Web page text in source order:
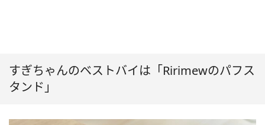
すぎちゃんのベストバイは「Ririmewのパフス
タンド」